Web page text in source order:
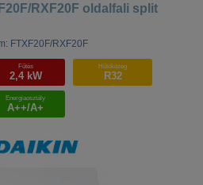
RXF20F oldalfali split
FTXF20F/RXF20F
Fűtés
2,4 kW
Hűtőközeg
R32
Energiaosztály
A++/A+